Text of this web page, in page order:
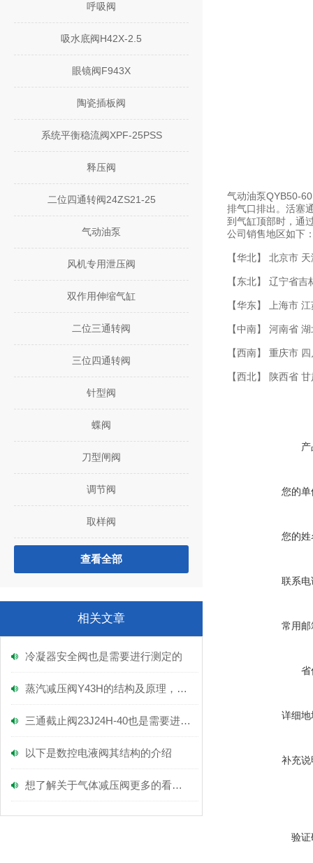
呼吸阀
吸水底阀H42X-2.5
眼镜阀F943X
陶瓷插板阀
系统平衡稳流阀XPF-25PSS
释压阀
二位四通转阀24ZS21-25
气动油泵
风机专用泄压阀
双作用伸缩气缸
二位三通转阀
三位四通转阀
针型阀
蝶阀
刀型闸阀
调节阀
取样阀
查看全部
相关文章
冷凝器安全阀也是需要进行测定的
蒸汽减压阀Y43H的结构及原理，富功来谈！
三通截止阀23J24H-40也是需要进行定期保养的
以下是数控电液阀其结构的介绍
想了解关于气体减压阀更多的看这里
气动油泵QYB50-
排气口排出。活塞
到气缸顶部时，通
公司销售地区如下
【华北】 北京市
【东北】 辽宁省
【华东】 上海市
【中南】 河南省
【西南】 重庆市
【西北】 陕西省
您的单
您的姓
联系电
常用邮
省
详细地
补充说
验证